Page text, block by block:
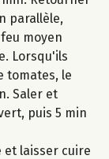
parallèle,
moyen
Lorsqu'ils
tomates, le
Saler et
puis 5 min
et laisser cuire